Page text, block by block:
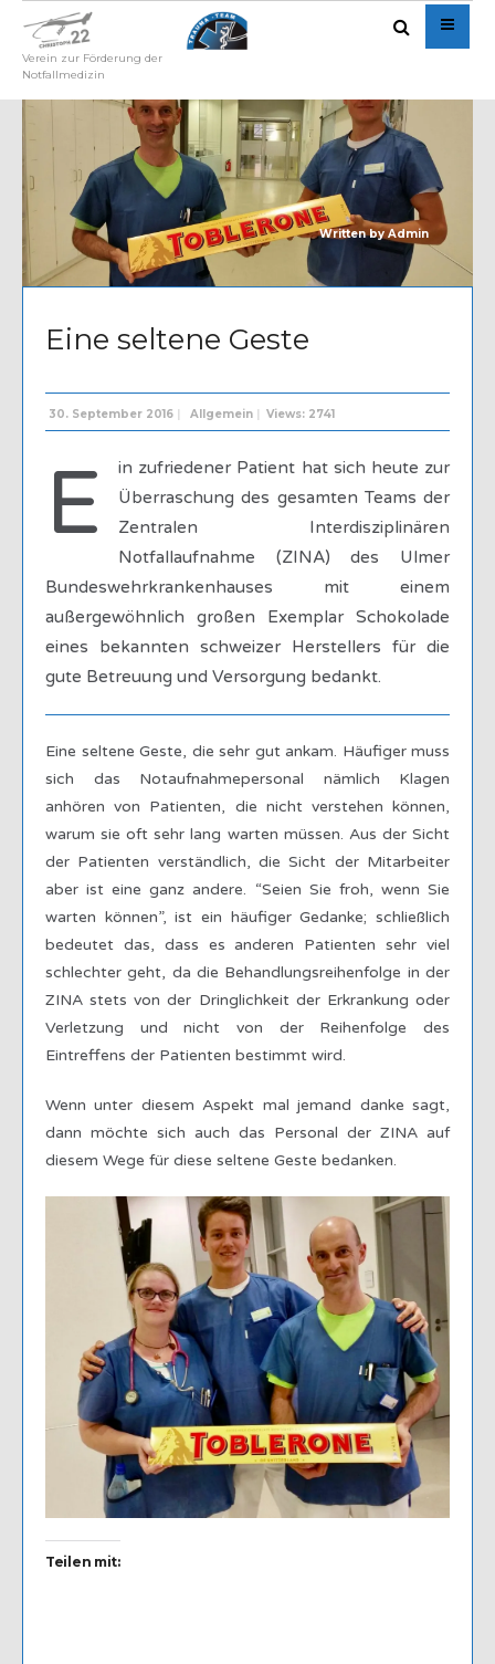
Verein zur Förderung der
Notfallmedizin
Written byAdmin
Eine seltene Geste
30. September 2016 | Allgemein | Views: 2741
E
in zufriedener Patient hat sich heute zur
Überraschung des gesamten Teams der
Zentralen Interdisziplinären
Notfallaufnahme (ZINA) des Ulmer
Bundeswehrkrankenhauses mit einem
außergewöhnlich großen Exemplar Schokolade
eines bekannten schweizer Herstellers für die
gute Betreuung und Versorgung bedankt.
Eine seltene Geste, die sehr gut ankam. Häufiger muss
sich das Notaufnahmepersonal nämlich Klagen
anhören von Patienten, die nicht verstehen können,
warum sie oft sehr lang warten müssen. Aus der Sicht
der Patienten verständlich, die Sicht der Mitarbeiter
aber ist eine ganz andere. “Seien Sie froh, wenn Sie
warten können”, ist ein häufiger Gedanke; schließlich
bedeutet das, dass es anderen Patienten sehr viel
schlechter geht, da die Behandlungsreihenfolge in der
ZINA stets von der Dringlichkeit der Erkrankung oder
Verletzung und nicht von der Reihenfolge des
Eintreffens der Patienten bestimmt wird.
Wenn unter diesem Aspekt mal jemand danke sagt,
dann möchte sich auch das Personal der ZINA auf
diesem Wege für diese seltene Geste bedanken.
Teilen mit: